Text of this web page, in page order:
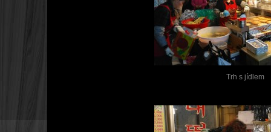
Trh s jídlem